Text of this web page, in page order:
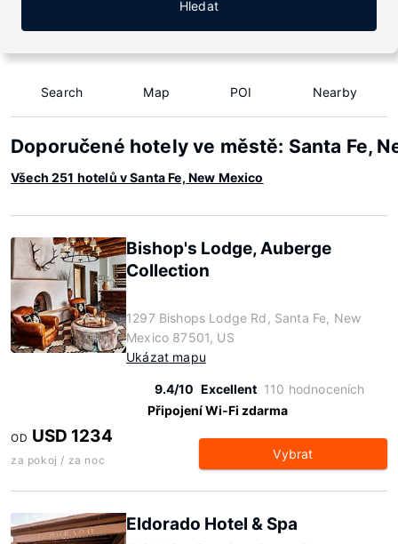
Hledat
Search Map POI Nearby
Doporučené hotely ve městě: Santa Fe,
Všech 251 hotelů v Santa Fe, New Mexico
Bishop's Lodge, Auberge
Collection
1297 Bishops Lodge Rd, Santa Fe, New
Mexico 87501, US
Ukázat mapu
9.4/10 Excellent 110 hodnoceních
Připojení Wi-Fi zdarma
OD USD 1234
za pokoj / za noc Vybrat
Eldorado Hotel & Spa